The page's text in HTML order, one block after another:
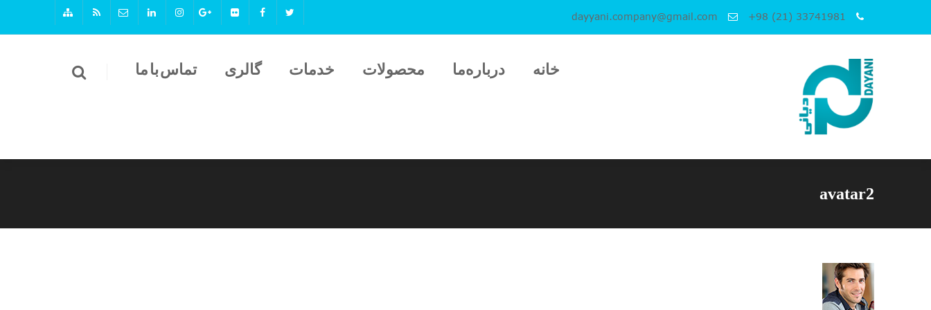
dayyani.company@gmail.com +98 (21) 33741981
خانه درباره‌ما محصولات خدمات گالری تماس با ما
avatar2